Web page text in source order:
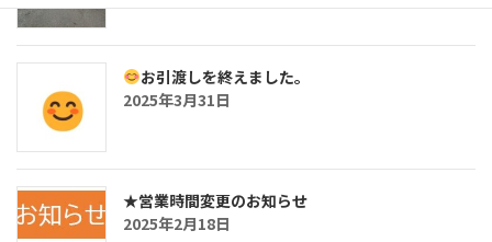
お引渡しを終えました。
2025年3月31日
★営業時間変更のお知らせ
2025年2月18日